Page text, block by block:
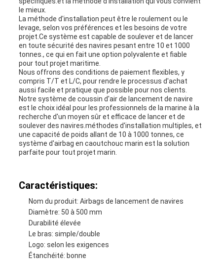
POLICY
le mieux.
La méthode d'installation peut être le roulement ou le
levage, selon vos préférences et les besoins de votre
projet.Ce système est capable de soulever et de lancer
en toute sécurité des navires pesant entre 10 et 1000
tonnes., ce qui en fait une option polyvalente et fiable
pour tout projet maritime.
Nous offrons des conditions de paiement flexibles, y
compris T/T et L/C, pour rendre le processus d'achat
aussi facile et pratique que possible pour nos clients.
Notre système de coussin d'air de lancement de navire
est le choix idéal pour les professionnels de la marine à la
recherche d'un moyen sûr et efficace de lancer et de
soulever des navires.méthodes d'installation multiples, et
une capacité de poids allant de 10 à 1000 tonnes, ce
système d'airbag en caoutchouc marin est la solution
parfaite pour tout projet marin.
Caractéristiques:
Nom du produit: Airbags de lancement de navires
Diamètre: 50 à 500 mm
Durabilité élevée
Le bras: simple/double
Logo: selon les exigences
Étanchéité: bonne